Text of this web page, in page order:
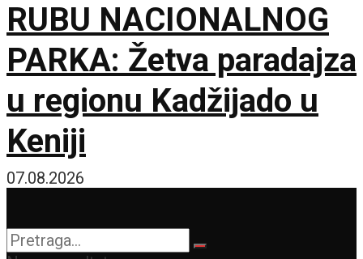
RUBU NACIONALNOG
PARKA: Žetva paradajza
u regionu Kadžijado u
Keniji
07.08.2026